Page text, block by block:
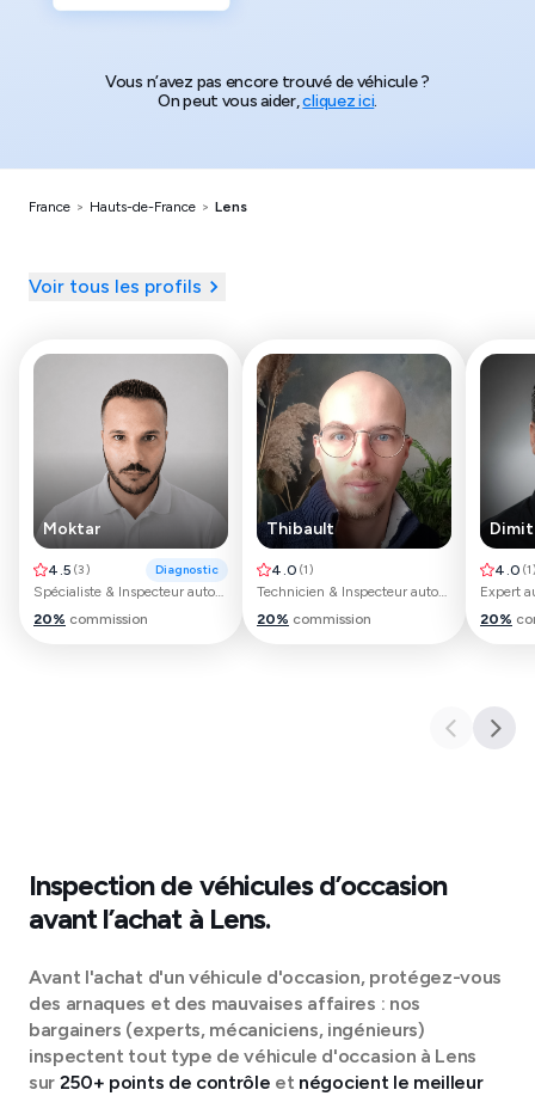
Vous n’avez pas encore trouvé de véhicule ?
On peut vous aider,cliquez ici.
France > Hauts-de-France > Lens
Voir tous les profils
Moktar
4.5 (3) Diagnostic
Spécialiste & Inspecteur automobile
20% commission
Thibault
4.0 (1)
Technicien & Inspecteur automobile
20% commission
4.0 (1
Expert
20%
Inspection de véhicules d’occasion
avant l’achat à Lens.
Avant l'achat d'un véhicule d'occasion, protégez-vous
des arnaques et des mauvaises affaires : nos
bargainers (experts, mécaniciens, ingénieurs)
inspectent tout type de véhicule d'occasion à Lens
sur 250+ points de contrôle et négocient le meilleur